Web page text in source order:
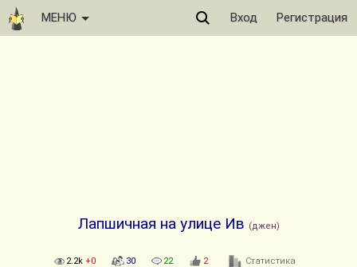
МЕНЮ Вход Регистрация
Лапшичная на улице Ив (джен)
2.2k +0 30 22 2 Статистика